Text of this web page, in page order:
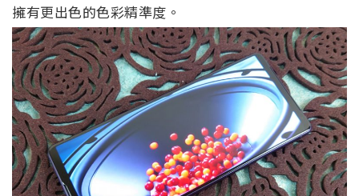
擁有更出色的色彩精準度。